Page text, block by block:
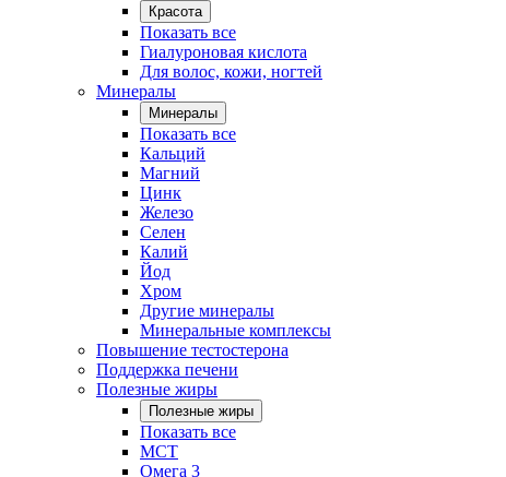
Красота
Показать все
Гиалуроновая кислота
Для волос, кожи, ногтей
Минералы
Минералы
Показать все
Кальций
Магний
Цинк
Железо
Селен
Калий
Йод
Хром
Другие минералы
Минеральные комплексы
Повышение тестостерона
Поддержка печени
Полезные жиры
Полезные жиры
Показать все
MCT
Омега 3